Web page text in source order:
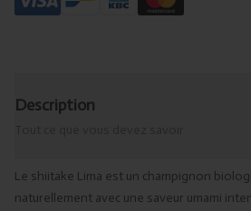
Description
Le shiitake Lima est un champignon
naturellement avec une saveur umami